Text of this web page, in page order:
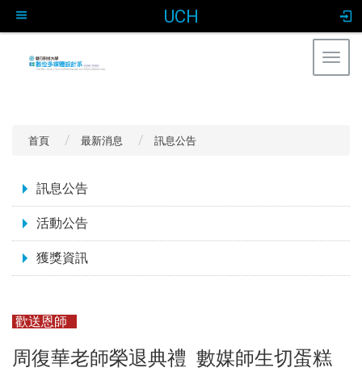
UCH
首頁 最新消息 訊息公告
訊息公告
活動公告
獲獎資訊
歡送恩師
周復華老師榮退典禮 數媒師生切蛋糕